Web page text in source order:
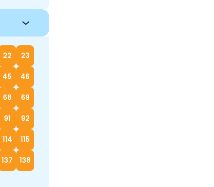
22 23
45 46
68 69
91 92
114 115
137 138